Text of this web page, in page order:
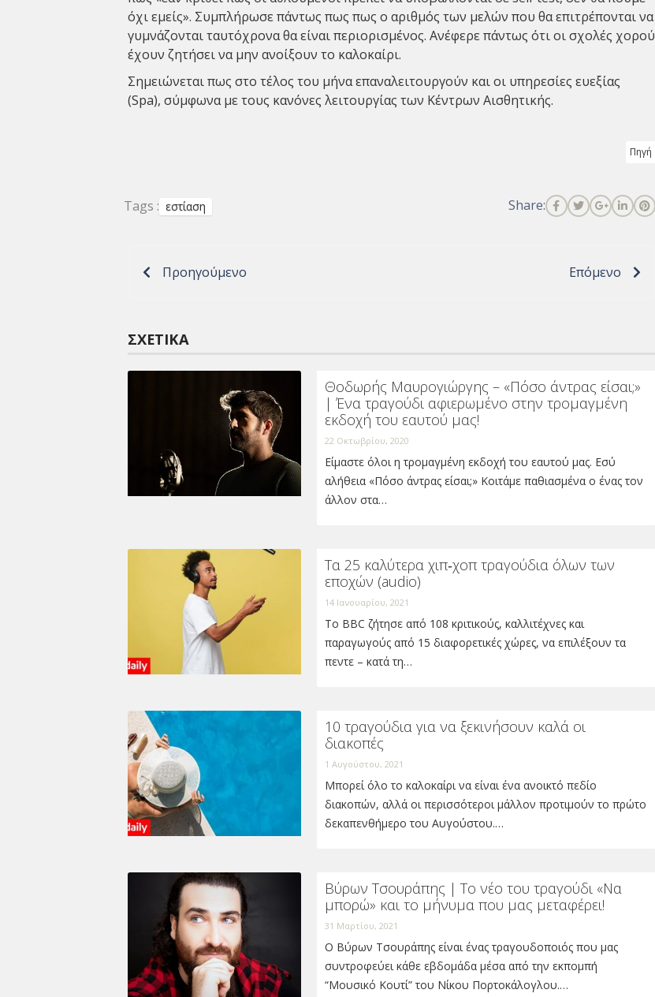
όχι εμείς». Συμπλήρωσε πάντως πως πως ο αριθμός των μελών που θα επιτρέπονται να
γυμνάζονται ταυτόχρονα θα είναι περιορισμένος. Ανέφερε πάντως ότι οι σχολές χορού
έχουν ζητήσει να μην ανοίξουν το καλοκαίρι.
Σημειώνεται πως στο τέλος του μήνα επαναλειτουργούν και οι υπηρεσίες ευεξίας
(Spa), σύμφωνα με τους κανόνες λειτουργίας των Κέντρων Αισθητικής.
Πηγή
Tags : εστίαση Share:
Προηγούμενο Επόμενο
ΣΧΕΤΙΚΆ
Θοδωρής Μαυρογιώργης – «Πόσο άντρας είσαι;»
| Ένα τραγούδι αφιερωμένο στην τρομαγμένη
εκδοχή του εαυτού μας!
22 Οκτωβρίου, 2020
Είμαστε όλοι η τρομαγμένη εκδοχή του εαυτού μας. Εσύ
αλήθεια «Πόσο άντρας είσαι;» Κοιτάμε παθιασμένα ο ένας τον
άλλον στα…
Τα 25 καλύτερα χιπ‑χοπ τραγούδια όλων των
εποχών (audio)
14 Ιανουαρίου, 2021
Το BBC ζήτησε από 108 κριτικούς, καλλιτέχνες και
παραγωγούς από 15 διαφορετικές χώρες, να επιλέξουν τα
πεντε – κατά τη…
10 τραγούδια για να ξεκινήσουν καλά οι
διακοπές
1 Αυγούστου, 2021
Μπορεί όλο το καλοκαίρι να είναι ένα ανοικτό πεδίο
διακοπών, αλλά οι περισσότεροι μάλλον προτιμούν το πρώτο
δεκαπενθήμερο του Αυγούστου.…
Βύρων Τσουράπης | Το νέο του τραγούδι «Να
μπορώ» και το μήνυμα που μας μεταφέρει!
31 Μαρτίου, 2021
Ο Βύρων Τσουράπης είναι ένας τραγουδοποιός που μας
συντροφεύει κάθε εβδομάδα μέσα από την εκπομπή
“Μουσικό Κουτί” του Νίκου Πορτοκάλογλου.…